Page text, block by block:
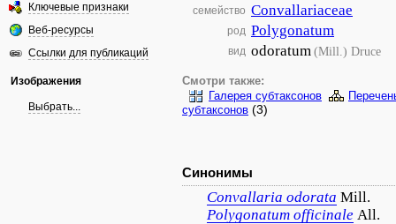
Ключевые признаки
Веб-ресурсы
Ссылки для публикаций
Изображения
Выбрать...
семейство Convallariaceae
род Polygonatum
вид odoratum(Mill.) Druce
Смотри также:
Галерея субтаксонов
субтаксонов (3)
Синонимы
Convallaria odorata Mill.
Polygonatum officinale All.